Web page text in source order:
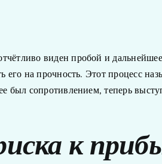
виден пробой и
на прочность. Этот процесс
был сопротивлением, теперь
к